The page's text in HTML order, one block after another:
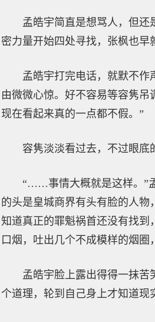
孟皓宇简直是想骂人，但还
密力量开始四处寻找，张枫也早
孟皓宇打完电话，就默不作
由微微心惊。好不容易等容隽吊
现在看起来真的一点都不假。”
容隽淡淡看过去，不过眼底
“……事情大概就是这样。”
的头是皇城商界有头有脸的人
知道真正的罪魁祸首还没有找到
口烟，吐出几个不成模样的烟
孟皓宇脸上露出得得一抹苦
个道理，轮到自己身上才知道现